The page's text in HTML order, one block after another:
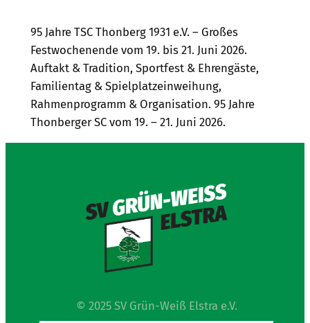
95 Jahre TSC Thonberg 1931 e.V. – Großes
Festwochenende vom 19. bis 21. Juni 2026.
Auftakt & Tradition, Sportfest & Ehrengäste,
Familientag & Spielplatzeinweihung,
Rahmenprogramm & Organisation. 95 Jahre
Thonberger SC vom 19. – 21. Juni 2026.
© 2025 SV Grün-Weiß Elstra e.V.